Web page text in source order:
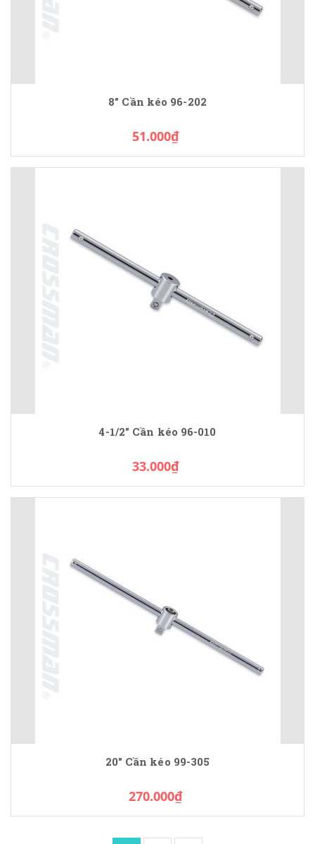
8" Cần kéo 96-202
51.000₫
4-1/2" Cần kéo 96-010
33.000₫
20" Cần kéo 99-305
270.000₫